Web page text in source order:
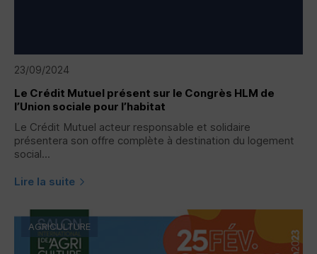
23/09/2024
Le Crédit Mutuel présent sur le Congrès HLM de
l’Union sociale pour l’habitat
Le Crédit Mutuel acteur responsable et solidaire
présentera son offre complète à destination du logement
social...
Lire la suite
AGRICULTURE